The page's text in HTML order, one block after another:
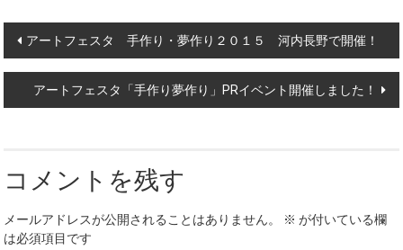
Post
navigation
アートフェスタ 手作り・夢作り２０１５ 河内長野で開催！
アートフェスタ「手作り夢作り」PRイベント開催しました！
コメントを残す
メールアドレスが公開されることはありません。 ※ が付いている欄
は必須項目です